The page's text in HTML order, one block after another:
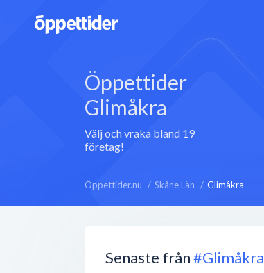
Öppettider
Glimåkra
Välj och vraka bland 19
företag!
Öppettider.nu Skåne Län Glimåkra
Senaste från#Glimåkra